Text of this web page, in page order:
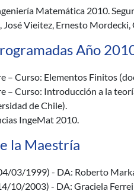
Matemática 2010.
José Vieitez, Ernesto Mordecki,
Año
– Curso: Elementos Finitos
– Curso: Introducción a la
de Chile).
IngeMat 2010.
la Maestría
03/1999) - DA: Roberto
10/2003) - DA: Graciela